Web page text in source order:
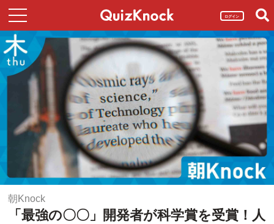
ログイン
朝Knock
「最強の〇〇」開発者が科学賞を受賞！人